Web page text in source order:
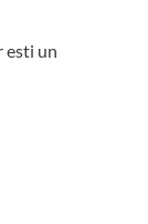
esti un